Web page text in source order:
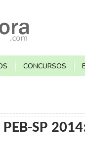
CONCURSOS
PEB-SP